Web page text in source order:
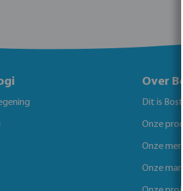
Over
Dit is Bosta
Onze
Onze
Onze